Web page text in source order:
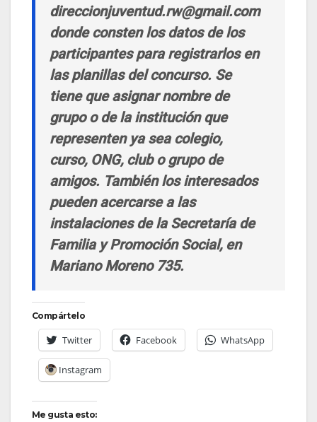
direccionjuventud.rw@gmail.com
donde consten los datos de los
participantes para registrarlos en
las planillas del concurso. Se
tiene que asignar nombre de
grupo o de la institución que
representen ya sea colegio,
curso, ONG, club o grupo de
amigos. También los interesados
pueden acercarse a las
instalaciones de la Secretaría de
Familia y Promoción Social, en
Mariano Moreno 735.
Compártelo
Twitter Facebook WhatsApp
Instagram
Me gusta esto: